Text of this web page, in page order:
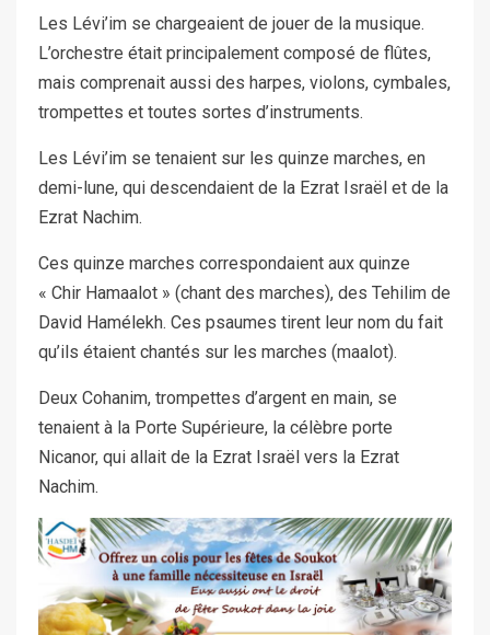
Les Lévi’im se chargeaient de jouer de la musique.
L’orchestre était principalement composé de flûtes,
mais comprenait aussi des harpes, violons, cymbales,
trompettes et toutes sortes d’instruments.
Les Lévi’im se tenaient sur les quinze marches, en
demi-lune, qui descendaient de la Ezrat Israël et de la
Ezrat Nachim.
Ces quinze marches correspondaient aux quinze
« Chir Hamaalot » (chant des marches), des Tehilim de
David Hamélekh. Ces psaumes tirent leur nom du fait
qu’ils étaient chantés sur les marches (maalot).
Deux Cohanim, trompettes d’argent en main, se
tenaient à la Porte Supérieure, la célèbre porte
Nicanor, qui allait de la Ezrat Israël vers la Ezrat
Nachim.